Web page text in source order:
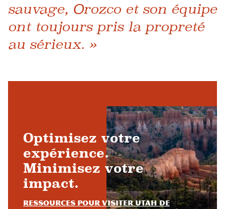
sauvage, Orozco et son équipe
ont toujours pris la propreté
au sérieux. »
Optimisez votre
expérience.
Minimisez votre
impact.
Ressources pour visiter Utah de